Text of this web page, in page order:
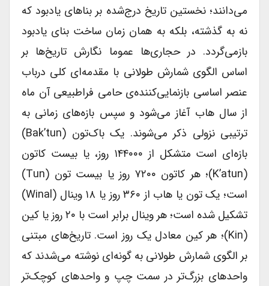
می‌دانند؛ نخستین تاریخ درج‌شده بر بناهای یادبود که
نه به گذشته، بلکه به همان زمان ساخت بنای یادبود
بازمی‌گردد. در حجاری‌ها عموما نگارش تاریخ‌ها بر
اساس الگوی شمارش طولانی با مقدمه‌ای کلی درباب
عنصر اساسی بازنمایی‌کننده‌ی حامی فراطبیعی آن ماه
از سال هاب آغاز می‌شود و سپس بازه‌های زمانی به
ترتیبی نزولی ذکر می‌شوند. یک باک‌تون (bak’tun)
بازه‌ای است متشکل از ۱۴۴۰۰۰ روز، یا بیست کاتون
(k’atun)؛ هر کاتون ۷۲۰۰ روز یا بیست تون (tun)
است؛ یک تون یا هاب از ۳۶۰ روز یا ۱۸ وینال (Winal)
تشکیل شده است؛ هر وینال برابر است با ۲۰ روز یا کین
(Kin)؛ هر کین معادل یک روز است. تاریخ‌های مبتنی
بر الگوی شمارش طولانی به گونه‌ای نوشته می‌شدند که
واحدهای بزرگ‌تر در سمت چپ و واحدهای کوچک‌تر